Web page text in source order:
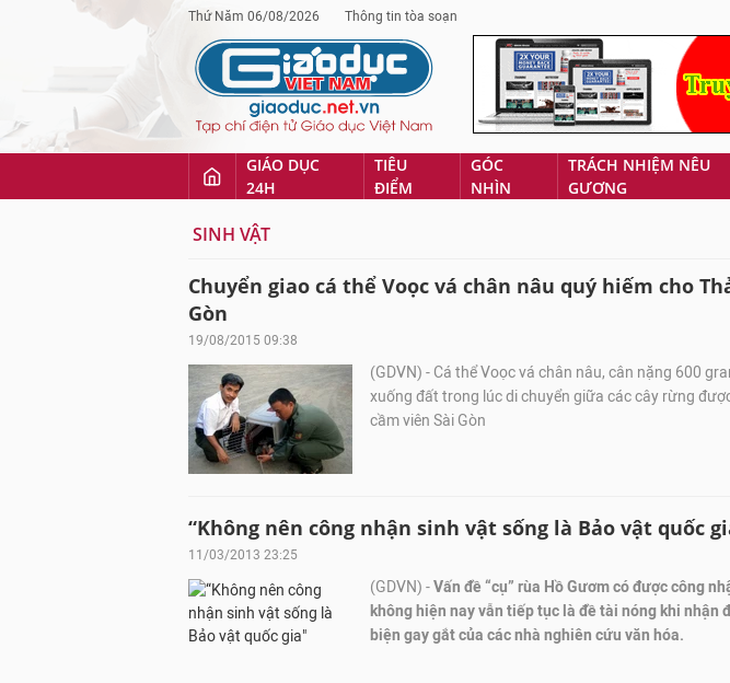
Thứ Năm 06/08/2026 Thông tin tòa soạn
GIÁO DỤC
24H
TIÊU
ĐIỂM
GÓC
NHÌN
TRÁCH NHIỆM NÊU
GƯƠNG
SINH VẬT
Chuyển giao cá thể Voọc vá chân nâu quý hiếm cho
Gòn
19/08/2015 09:38
(GDVN) - Cá thể Voọc vá chân nâu, cân nặng 600
xuống đất trong lúc di chuyển giữa các cây rừng
cầm viên Sài Gòn
“Không nên công nhận sinh vật sống là Bảo vật quốc
11/03/2013 23:25
(GDVN) -Vấn đề “cụ” rùa Hồ Gươm có được công
không hiện nay vẫn tiếp tục là đề tài nóng khi nhận
biện gay gắt của các nhà nghiên cứu văn hóa.